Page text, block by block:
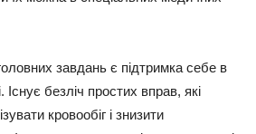
завдань є підтримка себе в
Існує безліч простих вправ, які
кровообіг і знизити